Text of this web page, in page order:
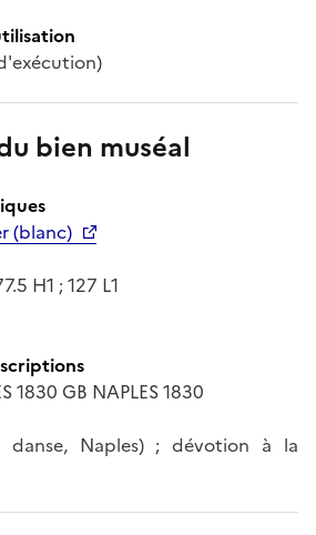
bien muséal
(blanc)
H1 ; 127 L1
1830 GB NAPLES 1830
danse, Naples) ; dévotion à la